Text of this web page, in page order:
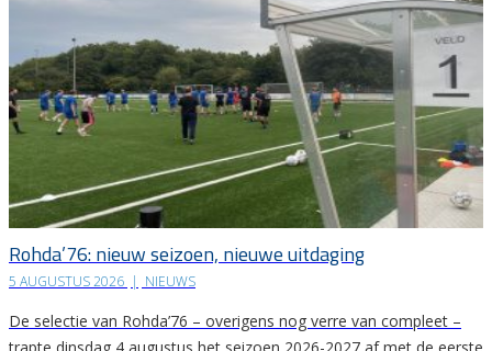
Rohda’76: nieuw seizoen, nieuwe uitdaging
5 AUGUSTUS 2026 | NIEUWS
De selectie van Rohda’76 – overigens nog verre van compleet –